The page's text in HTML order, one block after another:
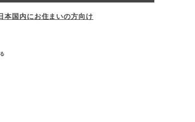
本国内にお住まいの方向け